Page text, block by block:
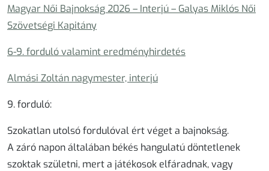
Magyar Női Bajnokság 2026 – Interjú – Galyas Miklós Női
Szövetségi Kapitány
6-9. forduló valamint eredményhirdetés
Almási Zoltán nagymester, interjú
9. forduló:
Szokatlan utolsó fordulóval ért véget a bajnokság.
A záró napon általában békés hangulatú döntetlenek
szoktak születni, mert a játékosok elfáradnak, vagy